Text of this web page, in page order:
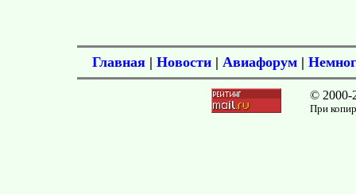
Главная | Новости | Авиафорум |
© 2000-
При